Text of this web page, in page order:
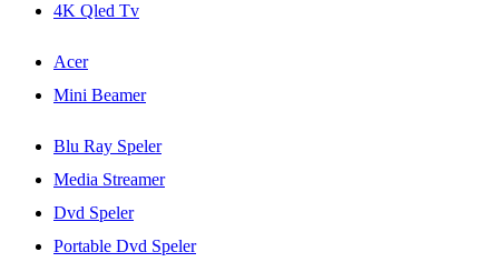
4K Qled Tv
Acer
Mini Beamer
Blu Ray Speler
Media Streamer
Dvd Speler
Portable Dvd Speler